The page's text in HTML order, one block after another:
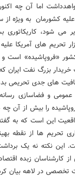
اما آن چه
کشورمان به ویژه
می شود، کاریکاتوری
تحریم های آمریکا
«فروپاشیده» است
های جدی تحریمی
عمومی و فضاسازی
را بیش از آن
این است که به
تحریم ها از نقطه
این نکته نه یک
از کارشناسان زبده
در لاهه بیان